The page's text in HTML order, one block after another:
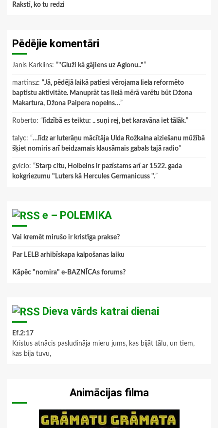
Raksti, ko tu redzi
Pēdējie komentāri
Janis Karklins: “"Gluži kā gājiens uz Aglonu.."”
martinsz: “Jā, pēdējā laikā patiesi vērojama liela reformēto
baptistu aktivitāte. Manuprāt tas lielā mērā varētu būt Džona
Makartura, Džona Paipera nopelns…”
Roberto: “ līdzībā es teiktu: .. suņi rej, bet karavāna iet tālāk.”
talyc: “…līdz ar luterāņu mācītāja Ulda Rožkalna aiziešanu mūžībā
šķiet nomiris arī beidzamais klausāmais gabals tajā radio”
gviclo: “Starp citu, Holbeins ir pazīstams arī ar 1522. gada
kokgriezumu "Luters kā Hercules Germanicuss ".”
e – POLEMIKA
Vai kremēt mirušo ir kristīga prakse?
Par LELB arhibīskapa kalpošanas laiku
Kāpēc "nomira" e-BAZNĪCAs forums?
Dieva vārds katrai dienai
Ef.2:17
Kristus atnācis pasludināja mieru jums, kas bijāt tālu, un tiem,
kas bija tuvu,
Animācijas filma